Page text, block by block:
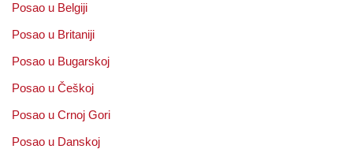
Posao u Belgiji
Posao u Britaniji
Posao u Bugarskoj
Posao u Češkoj
Posao u Crnoj Gori
Posao u Danskoj